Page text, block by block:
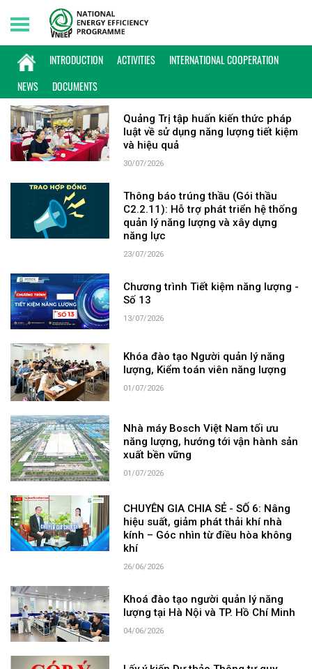
INTRODUCTION ACTIVITIES
INTERNATIONAL COOPERATION
NEWS
DOCUMENTS
Friday, 07/08/2026 | 06:35 GMT+7
KEYWORD: QUẢN LÝ NĂNG LƯỢNG
Quảng Trị tập huấn kiến thức pháp
luật về sử dụng năng lượng tiết kiệm
và hiệu quả
30/07/2026
Thông báo trúng thầu (Gói thầu
C2.2.11): Hỗ trợ phát triển hệ thống
quản lý năng lượng và xây dựng
năng lực
23/07/2026
Chương trình Tiết kiệm năng lượng -
Số 13
13/07/2026
Khóa đào tạo Người quản lý năng
lượng, Kiểm toán viên năng lượng
01/07/2026
Nhà máy Bosch Việt Nam tối ưu
năng lượng, hướng tới vận hành sản
xuất bền vững
01/07/2026
CHUYÊN GIA CHIA SẺ - SỐ 6: Nâng
hiệu suất, giảm phát thải khí nhà
kính – Góc nhìn từ điều hòa không
khí
26/06/2026
Khoá đào tạo người quản lý năng
lượng tại Hà Nội và TP. Hồ Chí Minh
04/06/2026